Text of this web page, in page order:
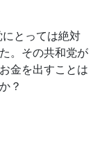
とっては絶対
。その共和党が
金を出すことは
？